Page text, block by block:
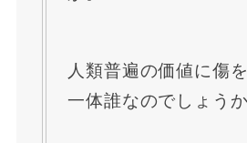
人類普遍の価値に傷
一体誰なのでしょうか